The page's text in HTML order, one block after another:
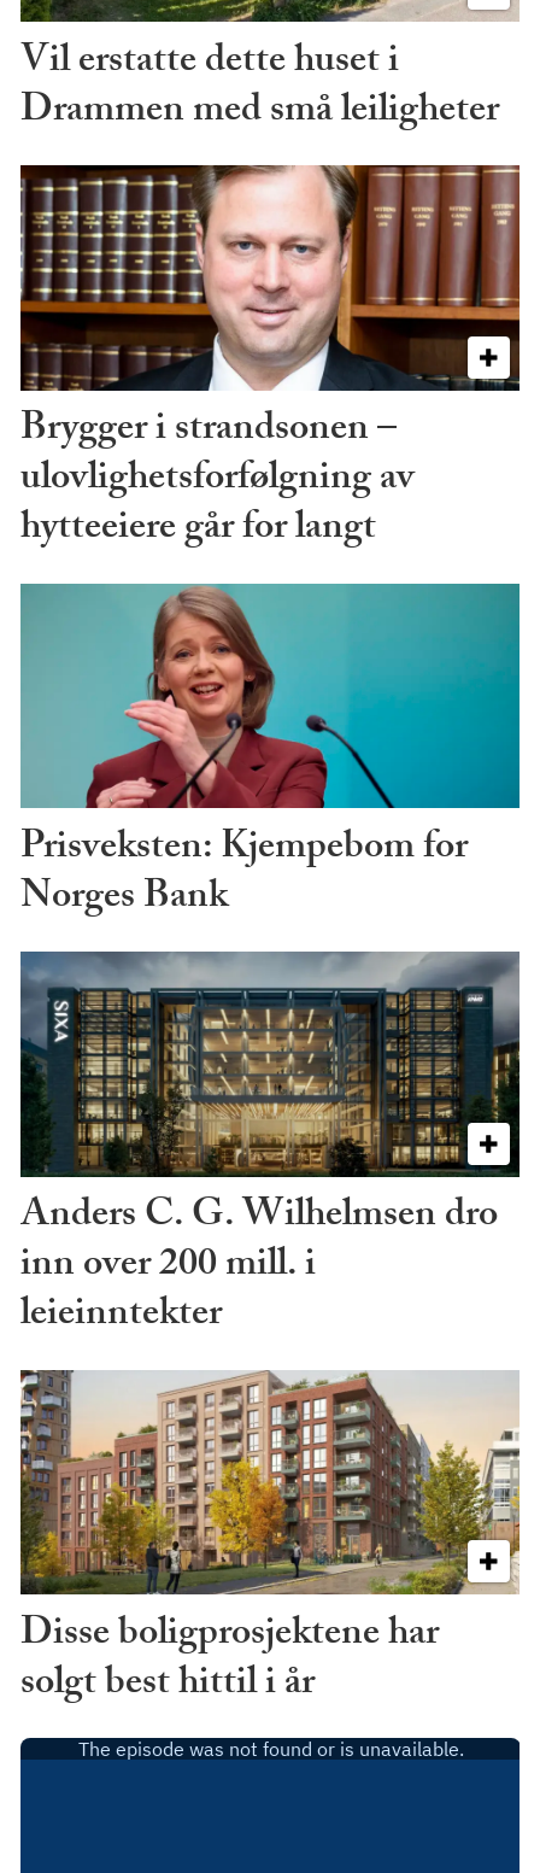
Vil erstatte dette huset i
Drammen med små leiligheter
Brygger i strandsonen –
ulovlighetsforfølgning av
hytteeiere går for langt
Prisveksten: Kjempebom for
Norges Bank
Anders C. G. Wilhelmsen dro
inn over 200 mill. i
leieinntekter
Disse boligprosjektene har
solgt best hittil i år